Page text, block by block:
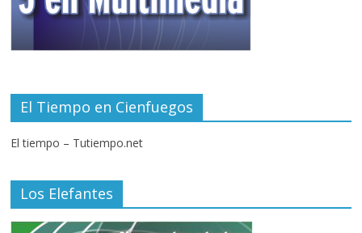
El Tiempo en Cienfuegos
El tiempo – Tutiempo.net
Los Elefantes